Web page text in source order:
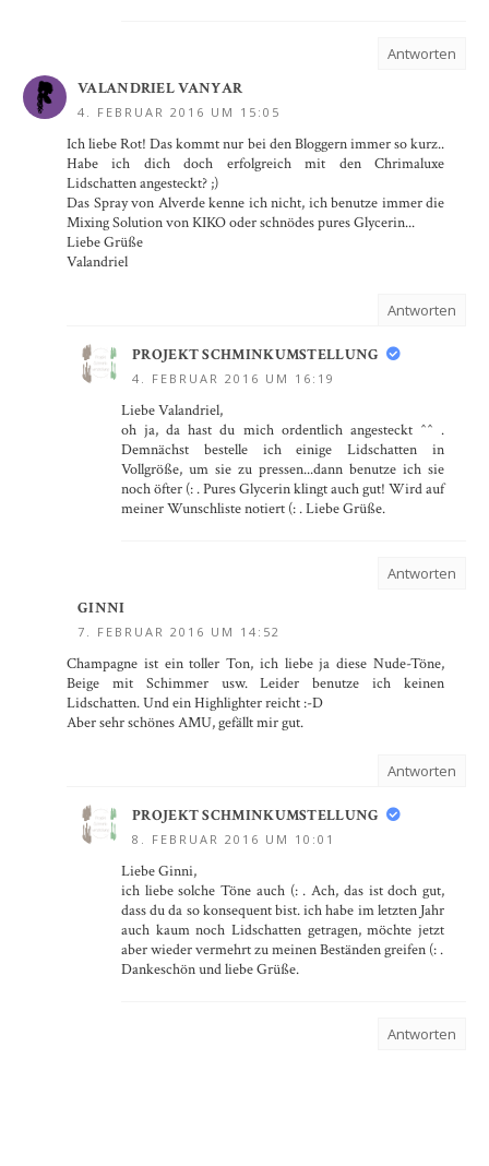
Antworten
VALANDRIEL VANYAR
4. FEBRUAR 2016 UM 15:05
Ich liebe Rot! Das kommt nur bei den Bloggern immer so kurz..
Habe ich dich doch erfolgreich mit den Chrimaluxe
Lidschatten angesteckt? ;)
Das Spray von Alverde kenne ich nicht, ich benutze immer die
Mixing Solution von KIKO oder schnödes pures Glycerin...
Liebe Grüße
Valandriel
Antworten
PROJEKT SCHMINKUMSTELLUNG
4. FEBRUAR 2016 UM 16:19
Liebe Valandriel,
oh ja, da hast du mich ordentlich angesteckt ^^ .
Demnächst bestelle ich einige Lidschatten in
Vollgröße, um sie zu pressen...dann benutze ich sie
noch öfter (: . Pures Glycerin klingt auch gut! Wird auf
meiner Wunschliste notiert (: . Liebe Grüße.
Antworten
GINNI
7. FEBRUAR 2016 UM 14:52
Champagne ist ein toller Ton, ich liebe ja diese Nude-Töne,
Beige mit Schimmer usw. Leider benutze ich keinen
Lidschatten. Und ein Highlighter reicht :-D
Aber sehr schönes AMU, gefällt mir gut.
Antworten
PROJEKT SCHMINKUMSTELLUNG
8. FEBRUAR 2016 UM 10:01
Liebe Ginni,
ich liebe solche Töne auch (: . Ach, das ist doch gut,
dass du da so konsequent bist. ich habe im letzten Jahr
auch kaum noch Lidschatten getragen, möchte jetzt
aber wieder vermehrt zu meinen Beständen greifen (: .
Dankeschön und liebe Grüße.
Antworten